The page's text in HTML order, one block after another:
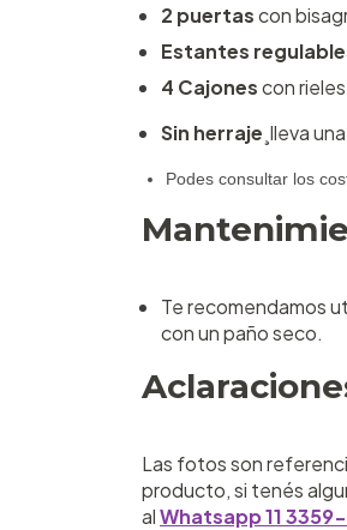
2 puertascon
Estantes
4 Cajonescon
Sin herraje ¸lleva
Podes consultar los
Te recomendamos
con un paño seco.
Las fotos son
producto, si tenés
alWhatsapp 11